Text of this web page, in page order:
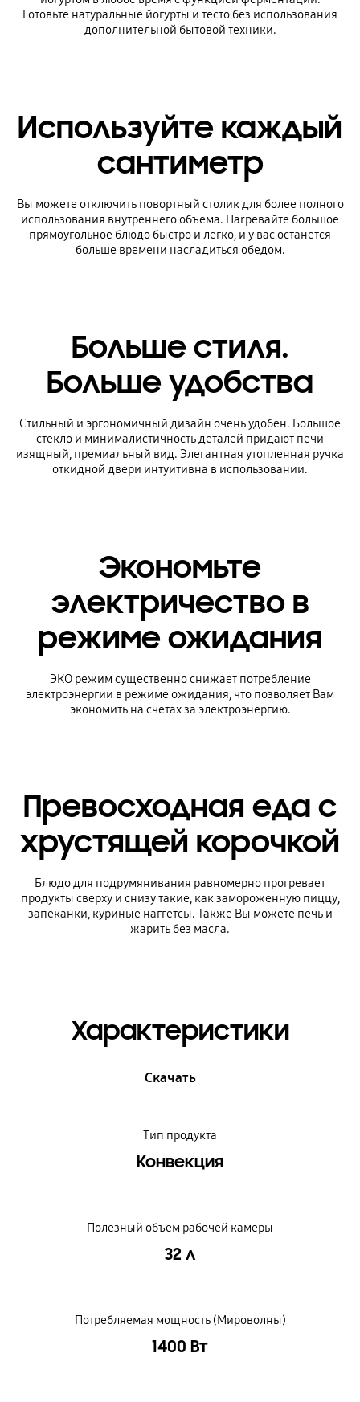
Готовьте натуральные йогурты и тесто без использования
дополнительной бытовой техники.
Используйте каждый
сантиметр
Вы можете отключить повортный столик для более полного
использования внутреннего объема. Наrревайте большое
прямоугольное блюдо быстро и легко, и у вас останется
больше времени насладиться обедом.
Больше стиля.
Больше удобства
Стильный и эргономичный дизайн очень удобен. Большое
стекло и минималистичность деталей придают печи
изящный, премиальный вид. Элегантная утопленная ручка
откидной двери интуитивна в использовании.
Экономьте
электричество в
режиме ожидания
ЭКО режим существенно снижает потребление
электроэнергии в режиме ожидания, что позволяет Вам
экономить на счетах за электроэнергию.
Превосходная еда с
хрустящей корочкой
Блюдо для подрумянивания равномерно прогревает
продукты сверху и снизу такие, как замороженную пиццу,
запеканки, куриные наггетсы. Также Вы можете печь и
жарить без масла.
Характеристики
Скачать
Тип продукта
Конвекция
Полезный объем рабочей камеры
32 л
Потребляемая мощность (Мироволны)
1400 Вт